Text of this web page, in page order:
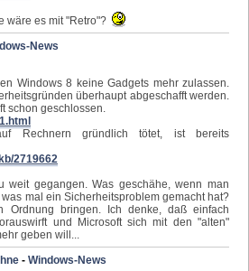
wäre es mit "Retro"?
News
Windows 8 keine Gadgets mehr zulassen.
überhaupt abgeschafft werden.
schon geschlossen.
Rechnern gründlich tötet, ist bereits
2719662
weit gegangen. Was geschähe, wenn man
mal ein Sicherheitsproblem gemacht hat?
Ordnung bringen. Ich denke, daß einfach
und Microsoft sich mit den "alten"
geben will...
- Windows-News